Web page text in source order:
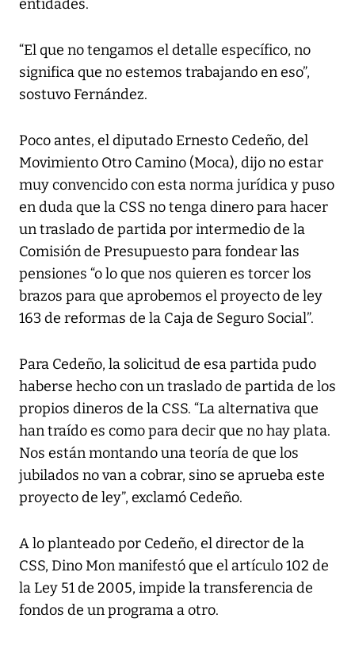
entidades.
“El que no tengamos el detalle específico, no
significa que no estemos trabajando en eso”,
sostuvo Fernández.
Poco antes, el diputado Ernesto Cedeño, del
Movimiento Otro Camino (Moca), dijo no estar
muy convencido con esta norma jurídica y puso
en duda que la CSS no tenga dinero para hacer
un traslado de partida por intermedio de la
Comisión de Presupuesto para fondear las
pensiones “o lo que nos quieren es torcer los
brazos para que aprobemos el proyecto de ley
163 de reformas de la Caja de Seguro Social”.
Para Cedeño, la solicitud de esa partida pudo
haberse hecho con un traslado de partida de los
propios dineros de la CSS. “La alternativa que
han traído es como para decir que no hay plata.
Nos están montando una teoría de que los
jubilados no van a cobrar, sino se aprueba este
proyecto de ley”, exclamó Cedeño.
A lo planteado por Cedeño, el director de la
CSS, Dino Mon manifestó que el artículo 102 de
la Ley 51 de 2005, impide la transferencia de
fondos de un programa a otro.